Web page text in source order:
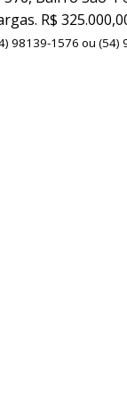
R$
98139-1576 ou (54)